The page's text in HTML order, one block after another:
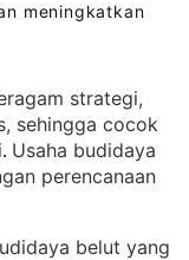
meningkatkan
strategi,
sehingga cocok
. Usaha budidaya
perencanaan
belut yang